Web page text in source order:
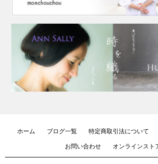
ホーム ブログ一覧 特定商取引法について
お問い合わせ
オンラインスト